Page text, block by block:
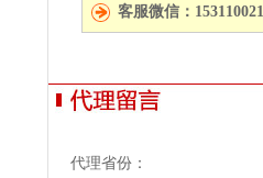
客服微信：
代理省份：